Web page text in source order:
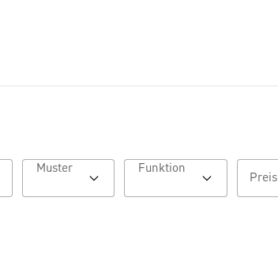
Muster
Preis